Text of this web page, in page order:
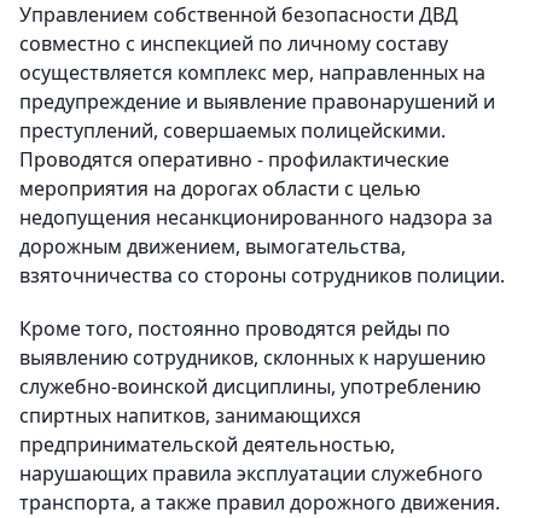
Управлением собственной безопасности ДВД
совместно с инспекцией по личному составу
осуществляется комплекс мер, направленных на
предупреждение и выявление правонарушений и
преступлений, совершаемых полицейскими.
Проводятся оперативно - профилактические
мероприятия на дорогах области с целью
недопущения несанкционированного надзора за
дорожным движением, вымогательства,
взяточничества со стороны сотрудников полиции.
Кроме того, постоянно проводятся рейды по
выявлению сотрудников, склонных к нарушению
служебно-воинской дисциплины, употреблению
спиртных напитков, занимающихся
предпринимательской деятельностью,
нарушающих правила эксплуатации служебного
транспорта, а также правил дорожного движения.